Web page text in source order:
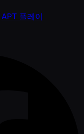
APT 플레이